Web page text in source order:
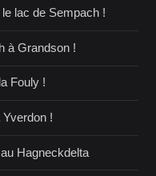
lac de Sempach !
à Grandson !
Fouly !
!
Hagneckdelta